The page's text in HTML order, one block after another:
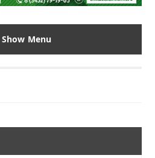
Show Menu